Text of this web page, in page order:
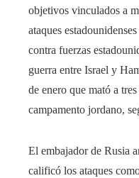
objetivos vinculados a
ataques
contra fuerzas
guerra entre Israel y
de enero que mató a
campamento jordano,
El embajador de Rusia
calificó los ataques